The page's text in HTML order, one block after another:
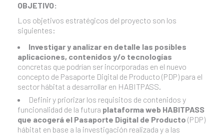
OBJETIVO:
Los objetivos estratégicos del proyecto son los
siguientes:
Investigar y analizar en detalle las posibles
aplicaciones, contenidos y/o tecnologías
concretas que podrían ser incorporadas en el nuevo
concepto de Pasaporte Digital de Producto (PDP) para el
sector hábitat a desarrollar en HABITPASS.
Definir y priorizar los requisitos de contenidos y
funcionalidad de la futura plataforma web HABITPASS
que acogerá el Pasaporte Digital de Producto (PDP)
hábitat en base a la investigación realizada y a las